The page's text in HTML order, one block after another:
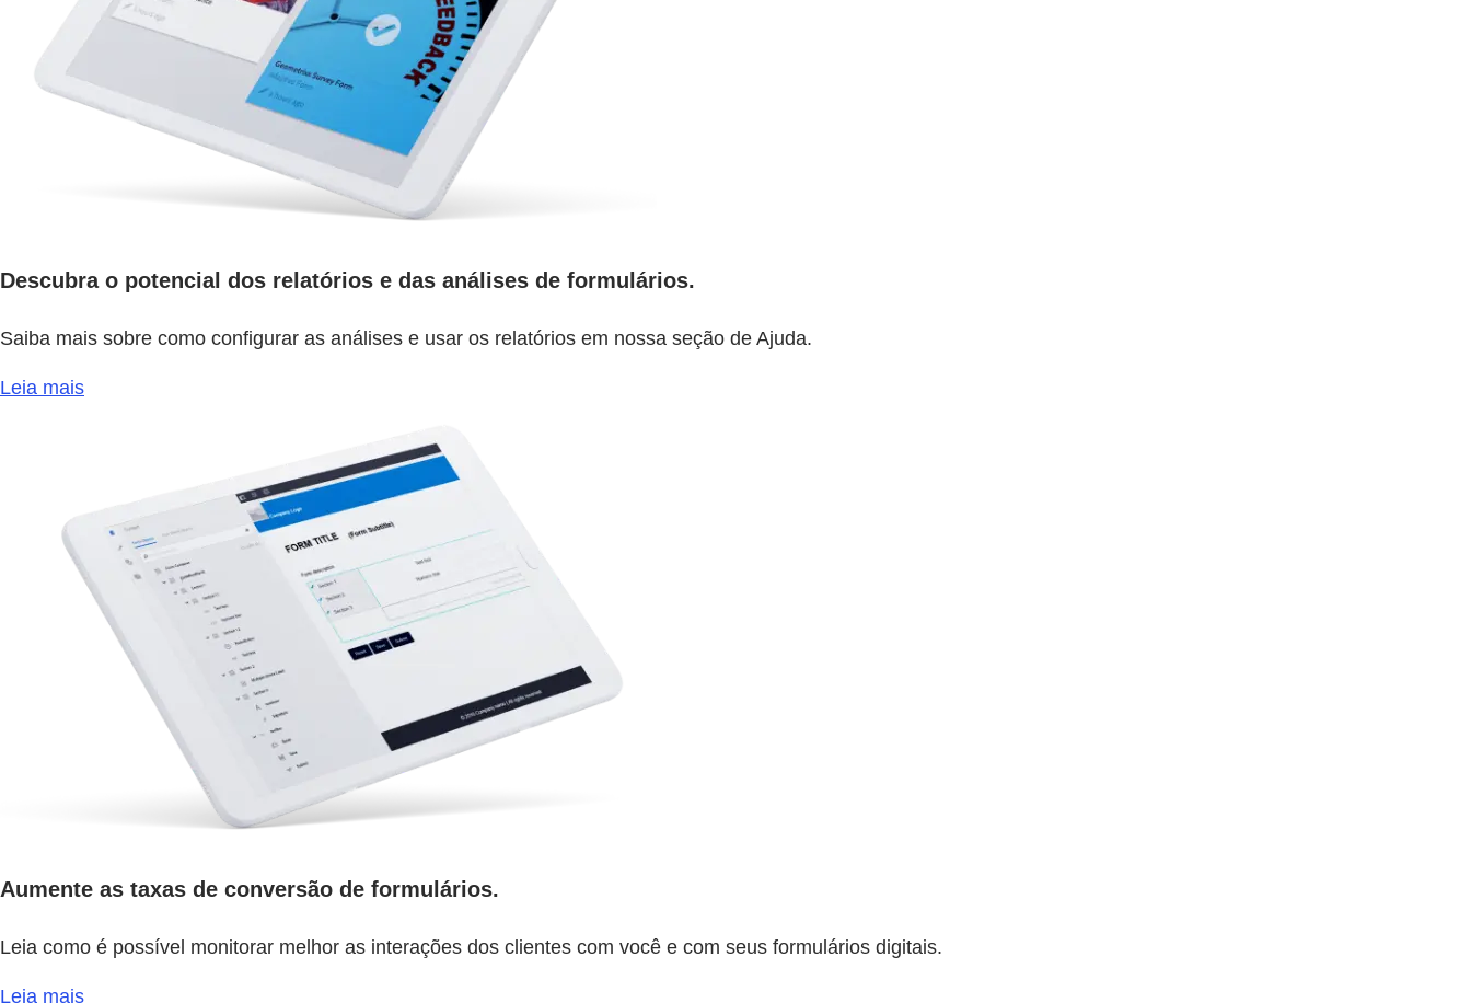
Descubra o potencial dos relatórios e das análises de formulários.
Saiba mais sobre como configurar as análises e usar os relatórios em nossa seção de Ajuda.
Leia mais
Aumente as taxas de conversão de formulários.
Leia como é possível monitorar melhor as interações dos clientes com você e com seus formulários digitais.
Leia mais